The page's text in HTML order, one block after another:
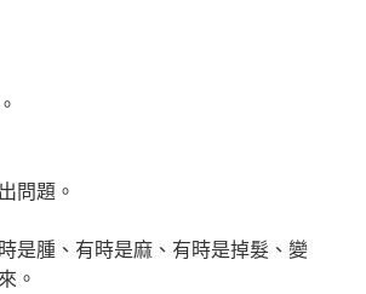
問題。
是腫、有時是麻、有時是掉髮、變
。